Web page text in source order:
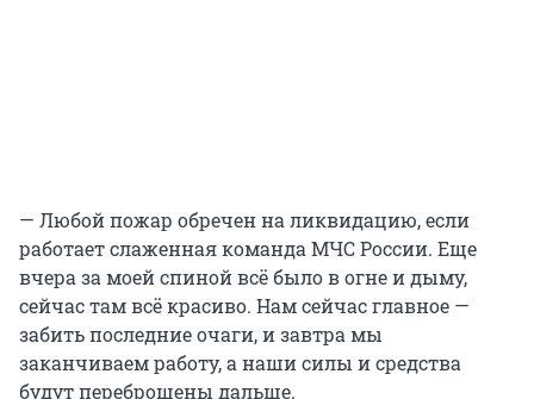
— Любой пожар обречен на ликвидацию, если
работает слаженная команда МЧС России. Еще
вчера за моей спиной всё было в огне и дыму,
сейчас там всё красиво. Нам сейчас главное —
забить последние очаги, и завтра мы
заканчиваем работу, а наши силы и средства
будут переброшены дальше.